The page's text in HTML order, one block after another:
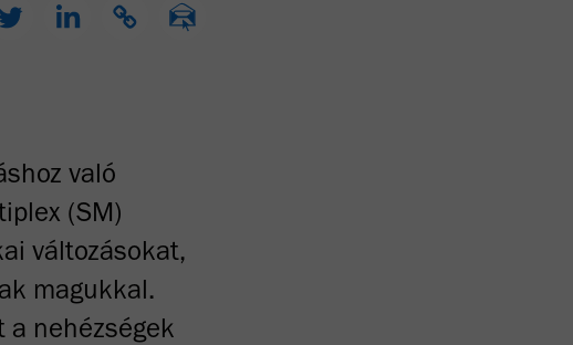
való
(SM)
változásokat,
magukkal.
a nehézségek